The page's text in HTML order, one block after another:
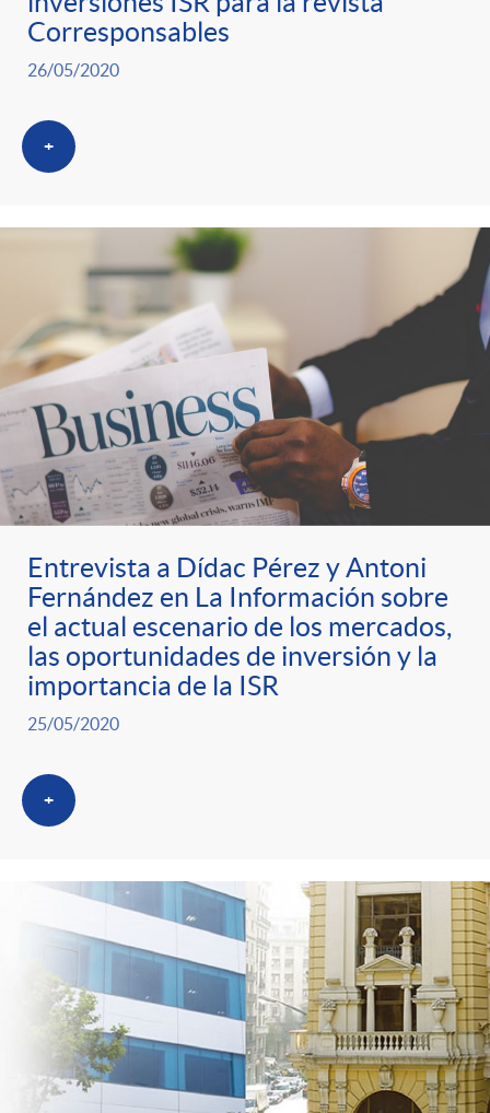
s
a
a
s
l
t
C
a
t
e
g
o
r
i
s
e
n
i
o
s
Corresponsables
26/05/2020
+
Entrevista a Dídac Pérez y Antoni
Fernández en La Información sobre
el actual escenario de los mercados,
las oportunidades de inversión y la
importancia de la ISR
25/05/2020
+